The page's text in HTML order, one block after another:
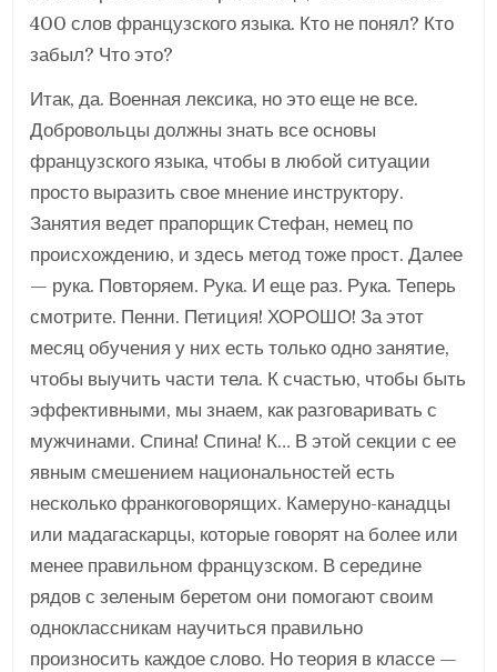
400 слов французского языка. Кто не понял? Кто
забыл? Что это?
Итак, да. Военная лексика, но это еще не все.
Добровольцы должны знать все основы
французского языка, чтобы в любой ситуации
просто выразить свое мнение инструктору.
Занятия ведет прапорщик Стефан, немец по
происхождению, и здесь метод тоже прост. Далее
— рука. Повторяем. Рука. И еще раз. Рука. Теперь
смотрите. Пенни. Петиция! ХОРОШО! За этот
месяц обучения у них есть только одно занятие,
чтобы выучить части тела. К счастью, чтобы быть
эффективными, мы знаем, как разговаривать с
мужчинами. Спина! Спина! К… В этой секции с ее
явным смешением национальностей есть
несколько франкоговорящих. Камеруно-канадцы
или мадагаскарцы, которые говорят на более или
менее правильном французском. В середине
рядов с зеленым беретом они помогают своим
одноклассникам научиться правильно
произносить каждое слово. Но теория в классе —